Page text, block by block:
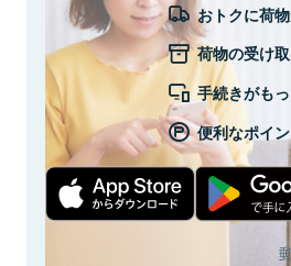
おトクに荷
荷物の受け
手続きがも
便利なポイ